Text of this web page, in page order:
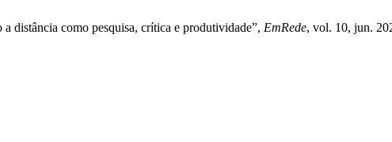
distância como pesquisa, crítica e produtividade”, EmRede, vol. 10, jun.